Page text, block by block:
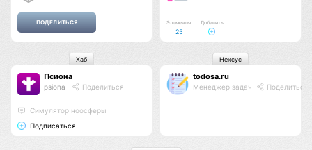
Элементы
25
Добавить
Псиона
psiona Поделиться
Cимулятор ноосферы
Подписаться
Хаб
todosa.ru
Менеджер задач Поделиться
Нексус